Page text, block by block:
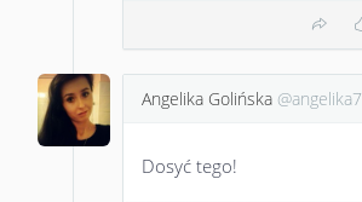
Angelika Golińska @angelika7
Dosyć tego!